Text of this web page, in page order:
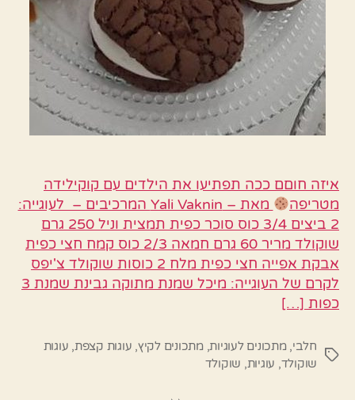
איזה חוםם ככה תפתיעו את הילדים עם קוקילידה
מטריפה
מאת – Yali Vaknin המרכיבים – לעוגייה:
2 ביצים 3/4 כוס סוכר כפית תמצית וניל 250 גרם
שוקולד מריר 60 גרם חמאה 2/3 כוס קמח חצי כפית
אבקת אפייה חצי כפית מלח 2 כוסות שוקולד צ'יפס
לקרם של העוגייה: מיכל שמנת מתוקה גבינת שמנת 3
כפות […]
תגיות
חלבי,מתכונים לעוגיות,מתכונים לקיץ, עוגות קצפת, עוגות
שוקולד, עוגיות, שוקולד